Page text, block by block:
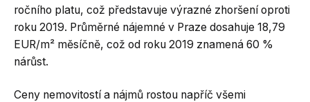
ročního platu, což představuje výrazné zhoršení oproti
roku 2019. Průměrné nájemné v Praze dosahuje 18,79
EUR/m² měsíčně, což od roku 2019 znamená 60 %
nárůst.
Ceny nemovitostí a nájmů rostou napříč všemi